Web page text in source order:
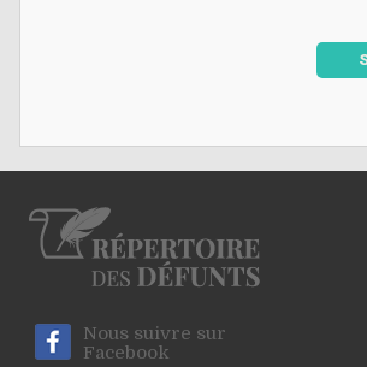
Nous suivre sur
Facebook